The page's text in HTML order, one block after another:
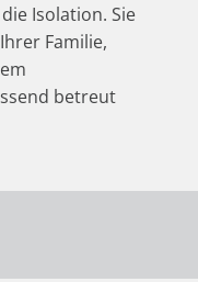
Isolation. Sie
Familie,
betreut